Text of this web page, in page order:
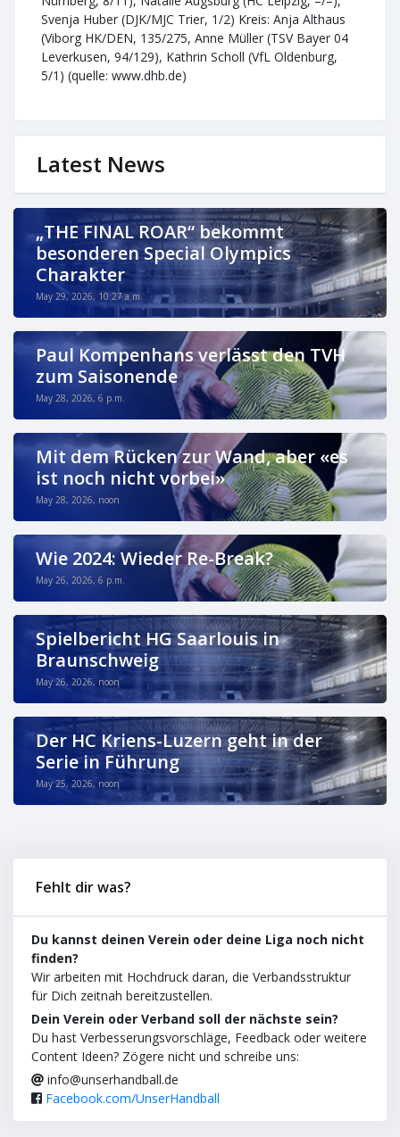
Svenja Huber (DJK/MJC Trier, 1/2) Kreis: Anja Althaus
(Viborg HK/DEN, 135/275, Anne Müller (TSV Bayer 04
Leverkusen, 94/129), Kathrin Scholl (VfL Oldenburg,
5/1) (quelle: www.dhb.de)
Latest News
„THE FINAL ROAR“ bekommt
besonderen Special Olympics
Charakter
May 29, 2026, 10:27 a.m.
Paul Kompenhans verlässt den TVH
zum Saisonende
May 28, 2026, 6 p.m.
Mit dem Rücken zur Wand, aber «es
ist noch nicht vorbei»
May 28, 2026, noon
Wie 2024: Wieder Re-Break?
May 26, 2026, 6 p.m.
Spielbericht HG Saarlouis in
Braunschweig
May 26, 2026, noon
Der HC Kriens-Luzern geht in der
Serie in Führung
May 25, 2026, noon
Fehlt dir was?
Du kannst deinen Verein oder deine Liga noch nicht
finden?
Wir arbeiten mit Hochdruck daran, die Verbandsstruktur
für Dich zeitnah bereitzustellen.
Dein Verein oder Verband soll der nächste sein?
Du hast Verbesserungsvorschläge, Feedback oder weitere
Content Ideen? Zögere nicht und schreibe uns:
info@unserhandball.de
Facebook.com/UnserHandball